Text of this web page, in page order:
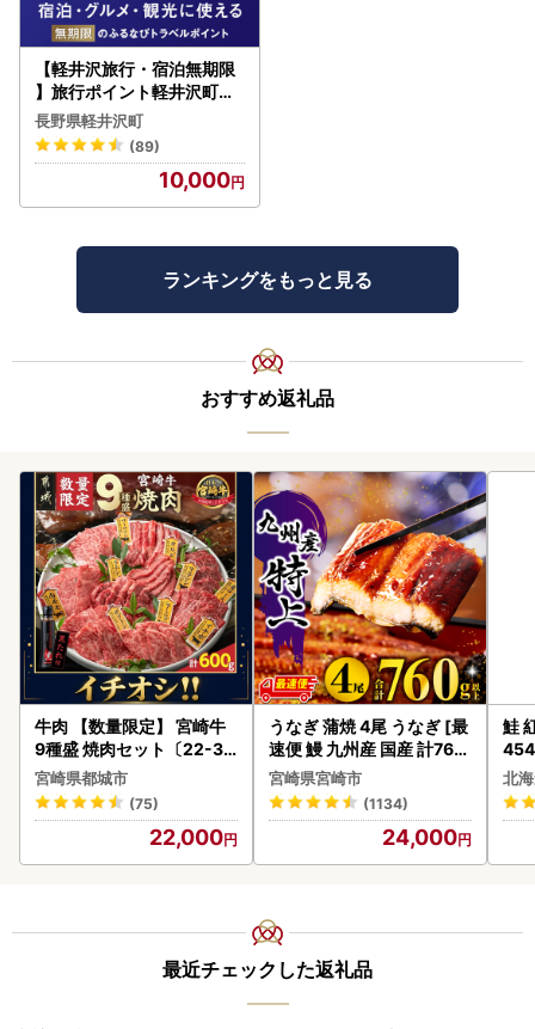
【軽井沢旅行・宿泊無期限
】旅行ポイント軽井沢町ふ
るなびトラベルポイント
長野県軽井沢町
(89)
10,000
ランキングをもっと見る
おすすめ返礼品
牛肉 【数量限定】 宮崎牛
9種盛 焼肉セット〔22-31
-006-600g〕都城 イチオ
シ!! 牛肉
宮崎県都城市
(75)
22,000
うなぎ 蒲焼 4尾 うなぎ [最
速便 鰻 九州産 国産 計760
g以上]
宮崎県宮崎市
(1134)
24,000
鮭
454
北
最近チェックした返礼品